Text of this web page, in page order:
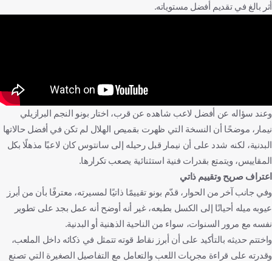
أثر بالغ في تقديم أفضل مستوياته.
وعند سؤاله عن أفضل لاعب شاهده عن قرب، اختار بونو النجم البرازيلي
نيمار، موضحًا أن النسخة التي ظهرت بقميص الهلال لم تكن في أفضل حالاتها
البدنية، لكنه شدد على أن نيمار قبل رحيله إلى سانتوس كان لاعبًا مذهلًا بكل
المقاييس، ويتمتع بقدرات فنية استثنائية يصعب تكرارها.
اعتراف صريح وتقييم ذاتي
وفي جانب آخر من الحوار، قدّم بونو تقييمًا ذاتيًا لمسيرته، معترفًا بأن من أبرز
عيوبه ميله أحيانًا إلى الكسل بطبعه، غير أنه أوضح أنه عمل بجد على تطوير
نفسه مع مرور السنوات، سواء من الناحية الذهنية أو البدنية.
واختتم حديثه بالتأكيد على أن أبرز نقاط قوته تتمثل في ذكائه داخل الملعب،
وقدرته على قراءة مجريات اللعب والتعامل مع التفاصيل الصغيرة التي تصنع